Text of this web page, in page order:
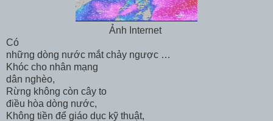
Ảnh Internet
Có
những dòng nước mắt chảy ngược …
Khóc cho nhân mạng
dân nghèo,
Rừng không còn cây to
điều hòa dòng nước,
Không tiền để giáo dục kỹ thuật,